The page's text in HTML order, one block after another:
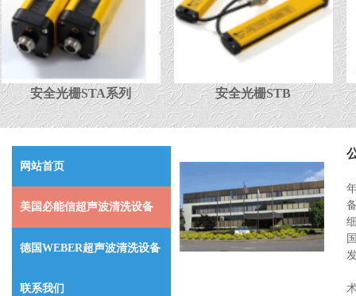
安全光栅STA系列 安全光栅STB
网站首页
美国必能信超声波清洗设备
德国WEBER超声波清洗设备
联系我们